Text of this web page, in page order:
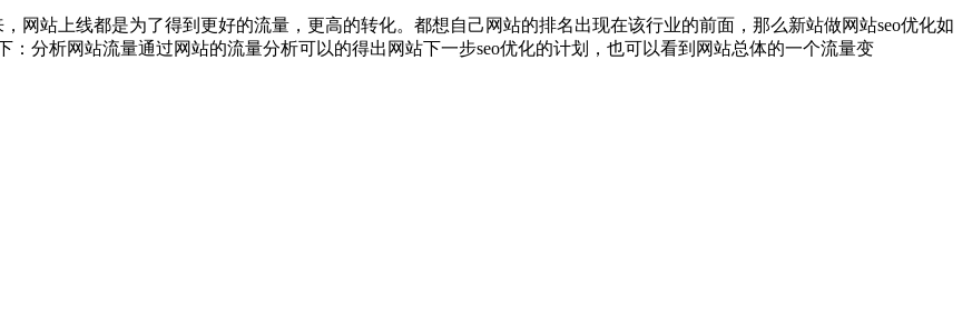
网站上线都是为了得到更好的流量，更高的转化。都想自己网站的排名出现在该行业的前面，那么新站做网站seo优化如
：分析网站流量通过网站的流量分析可以的得出网站下一步seo优化的计划，也可以看到网站总体的一个流量变